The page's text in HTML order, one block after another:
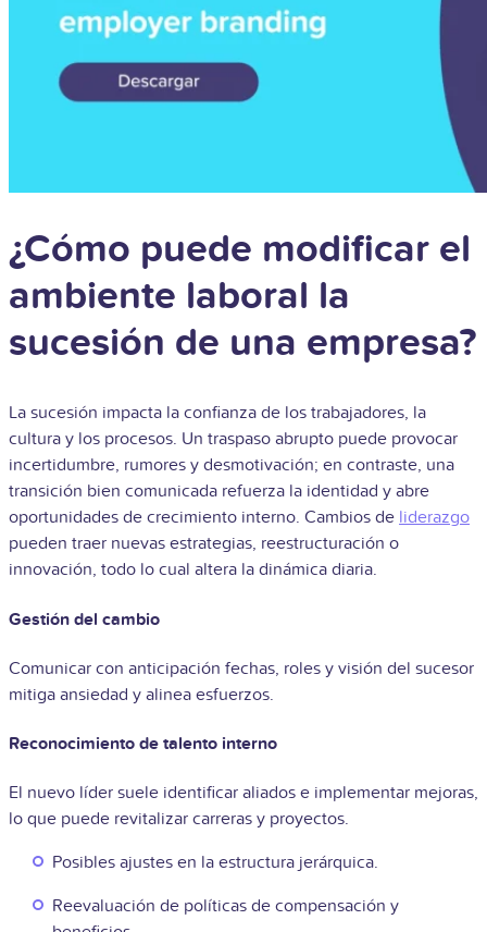
¿Cómo puede modificar el
ambiente laboral la
sucesión de una empresa?
La sucesión impacta la confianza de los trabajadores, la
cultura y los procesos. Un traspaso abrupto puede provocar
incertidumbre, rumores y desmotivación; en contraste, una
transición bien comunicada refuerza la identidad y abre
oportunidades de crecimiento interno. Cambios de liderazgo
pueden traer nuevas estrategias, reestructuración o
innovación, todo lo cual altera la dinámica diaria.
Gestión del cambio
Comunicar con anticipación fechas, roles y visión del sucesor
mitiga ansiedad y alinea esfuerzos.
Reconocimiento de talento interno
El nuevo líder suele identificar aliados e implementar mejoras,
lo que puede revitalizar carreras y proyectos.
Posibles ajustes en la estructura jerárquica.
Reevaluación de políticas de compensación y